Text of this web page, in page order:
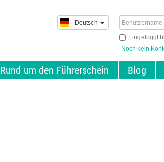
Eingeloggt
Noch kein
Deutsch
Rund um den Führerschein Blog